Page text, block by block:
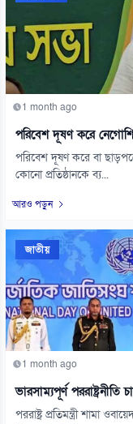
1 month ago
পরিবেশ দূষণ করে
পরিবেশ দূষণ করে বা
কোনো প্রতিষ্ঠানকে ব্য...
আরও পড়ুন
জাতীয়
1 month ago
ভারসাম্যপূর্ণ
পররাষ্ট্র প্রতিমন্ত্রী শামা